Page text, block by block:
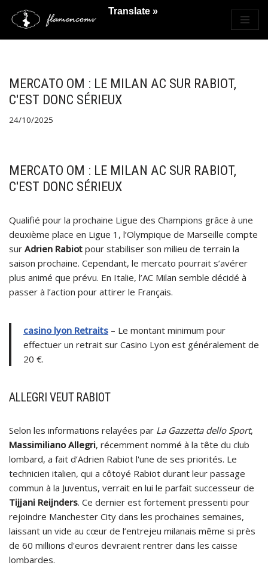
Saltar
MERCATO OM : LE MILAN AC SUR RABIOT,
C'EST DONC SÉRIEUX
24/10/2025
MERCATO OM : LE MILAN AC SUR RABIOT,
C'EST DONC SÉRIEUX
Qualifié pour la prochaine Ligue des Champions grâce à une
deuxième place en Ligue 1, l’Olympique de Marseille compte
sur Adrien Rabiot pour stabiliser son milieu de terrain la
saison prochaine. Cependant, le mercato pourrait s’avérer
plus animé que prévu. En Italie, l’AC Milan semble décidé à
passer à l’action pour attirer le Français.
casino lyon Retraits – Le montant minimum pour
effectuer un retrait sur Casino Lyon est généralement de
20 €.
ALLEGRI VEUT RABIOT
Selon les informations relayées par La Gazzetta dello Sport,
Massimiliano Allegri, récemment nommé à la tête du club
lombard, a fait d’Adrien Rabiot l'une de ses priorités. Le
technicien italien, qui a côtoyé Rabiot durant leur passage
commun à la Juventus, verrait en lui le parfait successeur de
Tijjani Reijnders. Ce dernier est fortement pressenti pour
rejoindre Manchester City dans les prochaines semaines,
laissant un vide au cœur de l’entrejeu milanais même si près
de 60 millions d'euros devraient rentrer dans les caisse
lombardes.
Translate »